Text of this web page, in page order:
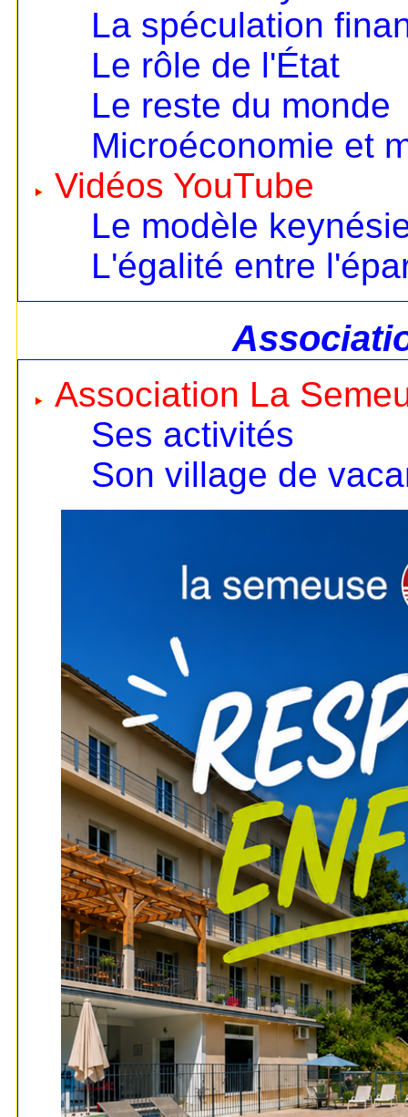
La spéculation
Le rôle de l'État
Le reste du monde
Microéconomie et
Vidéos YouTube
Le modèle
L'égalité entre
Association La
Ses activités
Son village de